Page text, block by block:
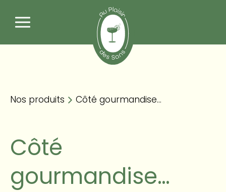
Côté gourmandise…
Nos produits Côté gourmandise…
Côté
gourmandise…
Panneau de gestion des cookies